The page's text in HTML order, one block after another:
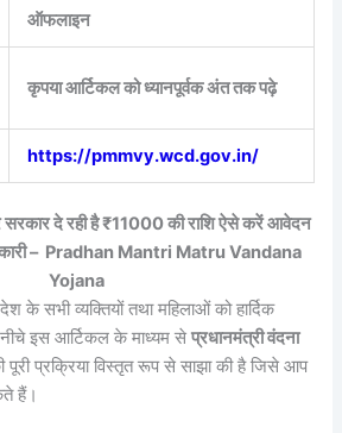
ऑफलाइन
कृपया आर्टिकल को ध्यानपूर्वक अंत तक पढ़े
https://pmmvy.wcd.gov.in/
दे रही है ₹11000 की राशि ऐसे करें आवेदन
– Pradhan Mantri Matru Vandana
Yojana
के सभी व्यक्तियों तथा महिलाओं को हार्दिक
इस आर्टिकल के माध्यम सेप्रधानमंत्री वंदना
प्रक्रिया विस्तृत रूप से साझा की है जिसे आप
हैं।